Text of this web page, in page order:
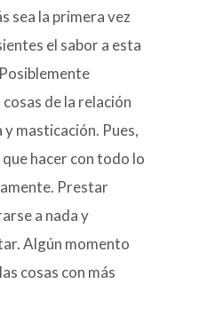
sea la primera vez
el sabor a esta
de la relación
y masticación. Pues,
hacer con todo lo
Prestar
a nada y
Algún momento
cosas con más